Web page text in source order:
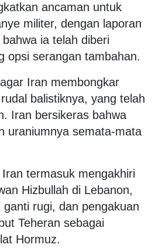
ancaman untuk
militer, dengan laporan
ia telah diberi
opsi serangan tambahan.
Iran membongkar
balistiknya, yang telah
Iran bersikeras bahwa
uraniumnya semata-mata
termasuk mengakhiri
Hizbullah di Lebanon,
rugi, dan pengakuan
Teheran sebagai
Hormuz.